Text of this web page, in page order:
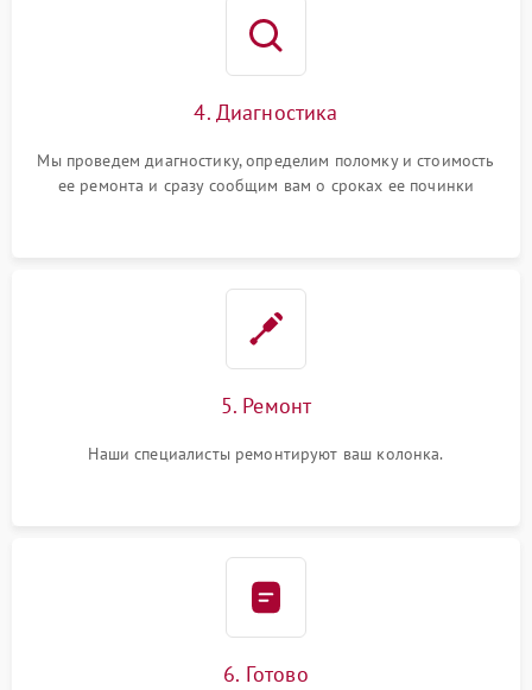
4. Диагностика
Мы проведем диагностику, определим поломку и стоимость
ее ремонта и сразу сообщим вам о сроках ее починки
5. Ремонт
Наши специалисты ремонтируют ваш колонка.
6. Готово